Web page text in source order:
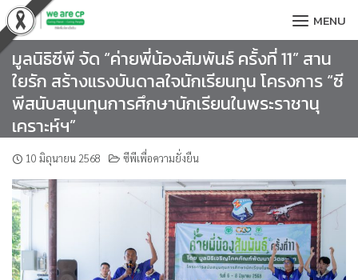
Skip
to
content
MENU
มูลนิธิซีพี จัด “ค่ายพี่น้องสัมพันธ์ ครั้งที่ 11” สาน
ใยรัก สร้างแรงบันดาลใจนักเรียนทุน โครงการ “ซี
พีสนับสนุนทุนการศึกษานักเรียนในพระราชานุ
เคราะห์ฯ”
10 มิถุนายน 2568 ซีพีเพื่อความยั่งยืน